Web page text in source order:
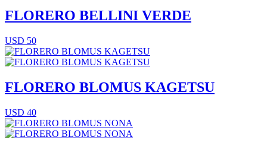
FLORERO BELLINI VERDE
USD 50
FLORERO BLOMUS KAGETSU
USD 40